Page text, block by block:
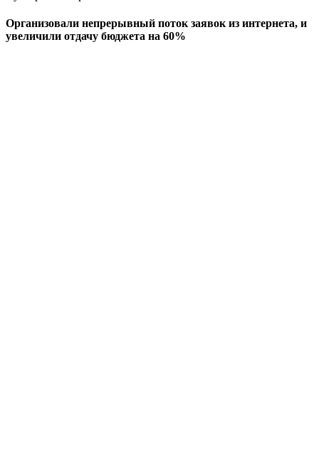
Организовали непрерывный поток заявок из интернета, и
увеличили отдачу бюджета на 60%